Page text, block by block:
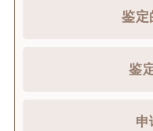
鉴定
鉴
申